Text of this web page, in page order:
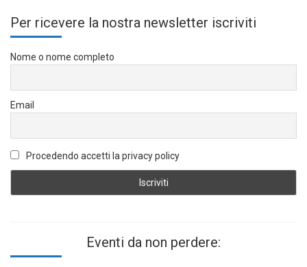
Per ricevere la nostra newsletter iscriviti
Nome o nome completo
Email
Procedendo accetti la privacy policy
Eventi da non perdere: